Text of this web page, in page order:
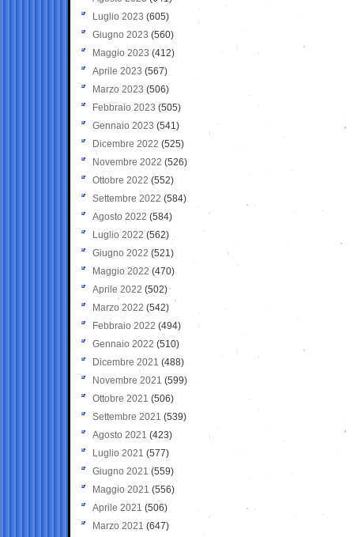
Luglio 2023 (605)
Giugno 2023 (560)
Maggio 2023 (412)
Aprile 2023 (567)
Marzo 2023 (506)
Febbraio 2023 (505)
Gennaio 2023 (541)
Dicembre 2022 (525)
Novembre 2022 (526)
Ottobre 2022 (552)
Settembre 2022 (584)
Agosto 2022 (584)
Luglio 2022 (562)
Giugno 2022 (521)
Maggio 2022 (470)
Aprile 2022 (502)
Marzo 2022 (542)
Febbraio 2022 (494)
Gennaio 2022 (510)
Dicembre 2021 (488)
Novembre 2021 (599)
Ottobre 2021 (506)
Settembre 2021 (539)
Agosto 2021 (423)
Luglio 2021 (577)
Giugno 2021(559)
Maggio 2021 (556)
Aprile 2021 (506)
Marzo 2021 (647)